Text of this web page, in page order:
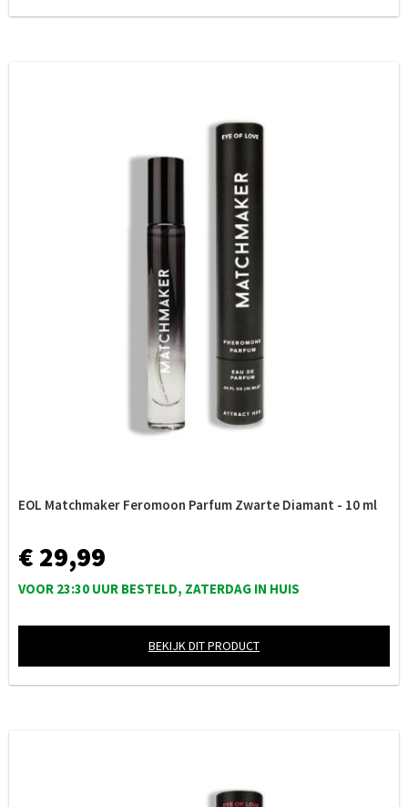
EOL Matchmaker Feromoon Parfum Zwarte Diamant - 10 ml
€ 29,99
VOOR 23:30 UUR BESTELD, ZATERDAG IN HUIS
BEKIJK DIT PRODUCT